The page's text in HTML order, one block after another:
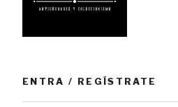
ENTRA / REGÍSTRATE